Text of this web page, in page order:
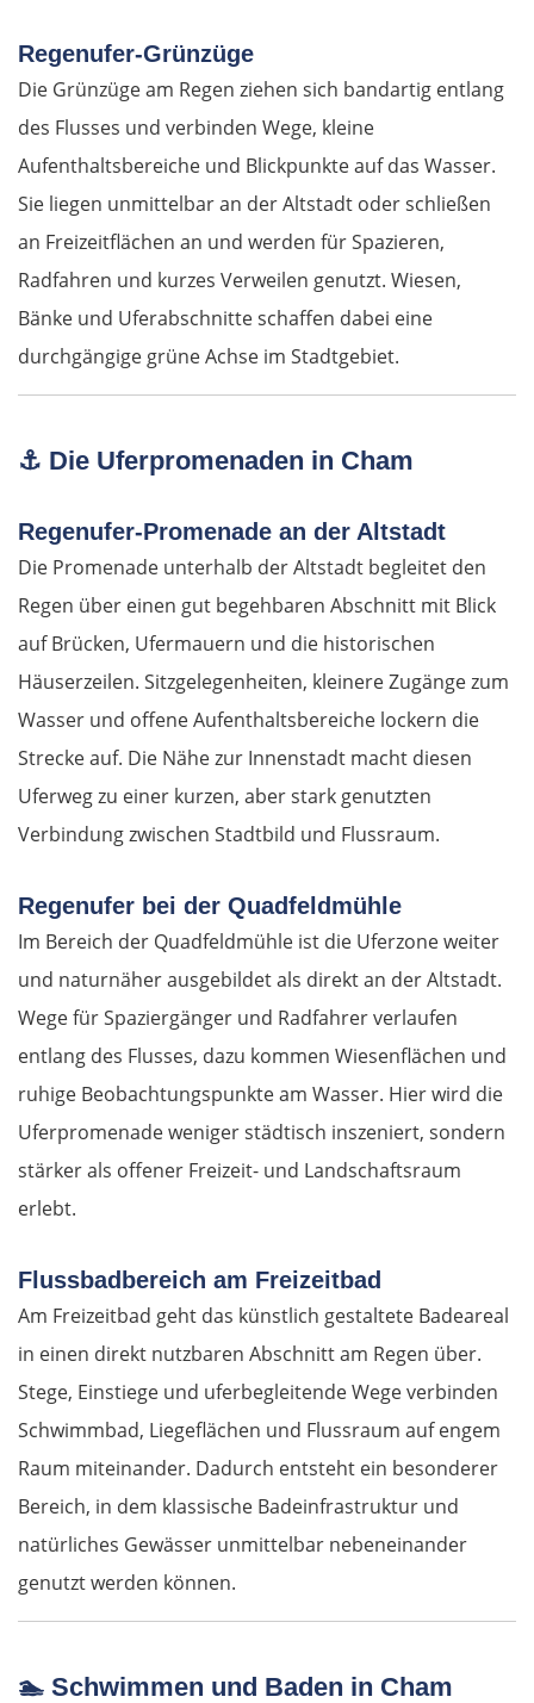
Regenufer-Grünzüge
Die Grünzüge am Regen ziehen sich bandartig entlang
des Flusses und verbinden Wege, kleine
Aufenthaltsbereiche und Blickpunkte auf das Wasser.
Sie liegen unmittelbar an der Altstadt oder schließen
an Freizeitflächen an und werden für Spazieren,
Radfahren und kurzes Verweilen genutzt. Wiesen,
Bänke und Uferabschnitte schaffen dabei eine
durchgängige grüne Achse im Stadtgebiet.
⚓ Die Uferpromenaden in Cham
Regenufer-Promenade an der Altstadt
Die Promenade unterhalb der Altstadt begleitet den
Regen über einen gut begehbaren Abschnitt mit Blick
auf Brücken, Ufermauern und die historischen
Häuserzeilen. Sitzgelegenheiten, kleinere Zugänge zum
Wasser und offene Aufenthaltsbereiche lockern die
Strecke auf. Die Nähe zur Innenstadt macht diesen
Uferweg zu einer kurzen, aber stark genutzten
Verbindung zwischen Stadtbild und Flussraum.
Regenufer bei der Quadfeldmühle
Im Bereich der Quadfeldmühle ist die Uferzone weiter
und naturnäher ausgebildet als direkt an der Altstadt.
Wege für Spaziergänger und Radfahrer verlaufen
entlang des Flusses, dazu kommen Wiesenflächen und
ruhige Beobachtungspunkte am Wasser. Hier wird die
Uferpromenade weniger städtisch inszeniert, sondern
stärker als offener Freizeit- und Landschaftsraum
erlebt.
Flussbadbereich am Freizeitbad
Am Freizeitbad geht das künstlich gestaltete Badeareal
in einen direkt nutzbaren Abschnitt am Regen über.
Stege, Einstiege und uferbegleitende Wege verbinden
Schwimmbad, Liegeflächen und Flussraum auf engem
Raum miteinander. Dadurch entsteht ein besonderer
Bereich, in dem klassische Badeinfrastruktur und
natürliches Gewässer unmittelbar nebeneinander
genutzt werden können.
🏊 Schwimmen und Baden in Cham